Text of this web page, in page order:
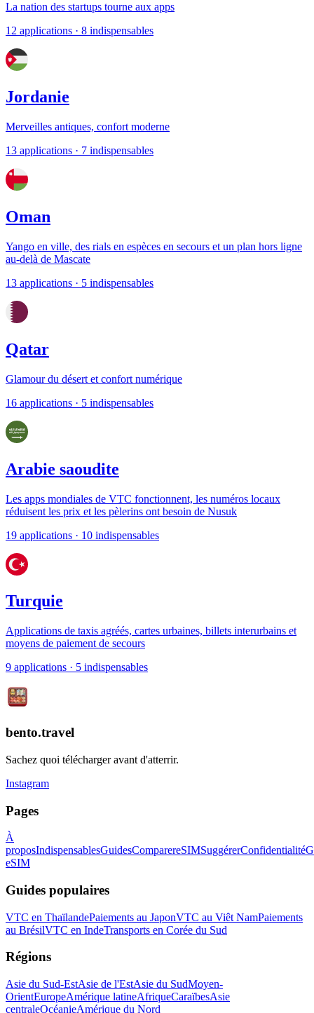
La nation des startups tourne aux apps
12 applications · 8 indispensables
Jordanie
Merveilles antiques, confort moderne
13 applications · 7 indispensables
Oman
Yango en ville, des rials en espèces en secours et un plan hors ligne
au-delà de Mascate
13 applications · 5 indispensables
Qatar
Glamour du désert et confort numérique
16 applications · 5 indispensables
Arabie saoudite
Les apps mondiales de VTC fonctionnent, les numéros locaux
réduisent les prix et les pèlerins ont besoin de Nusuk
19 applications · 10 indispensables
Turquie
Applications de taxis agréés, cartes urbaines, billets interurbains et
moyens de paiement de secours
9 applications · 5 indispensables
bento.travel
Sachez quoi télécharger avant d'atterrir.
Instagram
Pages
À
proposIndispensablesGuidesComparereSIMSuggérerConfidentialité
eSIM
Guides populaires
VTC en ThaïlandePaiements au JaponVTC au Viêt NamPaiements
au BrésilVTC en IndeTransports en Corée du Sud
Régions
Asie du Sud-EstAsie de l'EstAsie du SudMoyen-
OrientEuropeAmérique latineAfriqueCaraïbesAsie
centraleOcéanieAmérique du Nord